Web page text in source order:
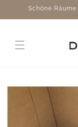
zum
Inhalt
Schöne